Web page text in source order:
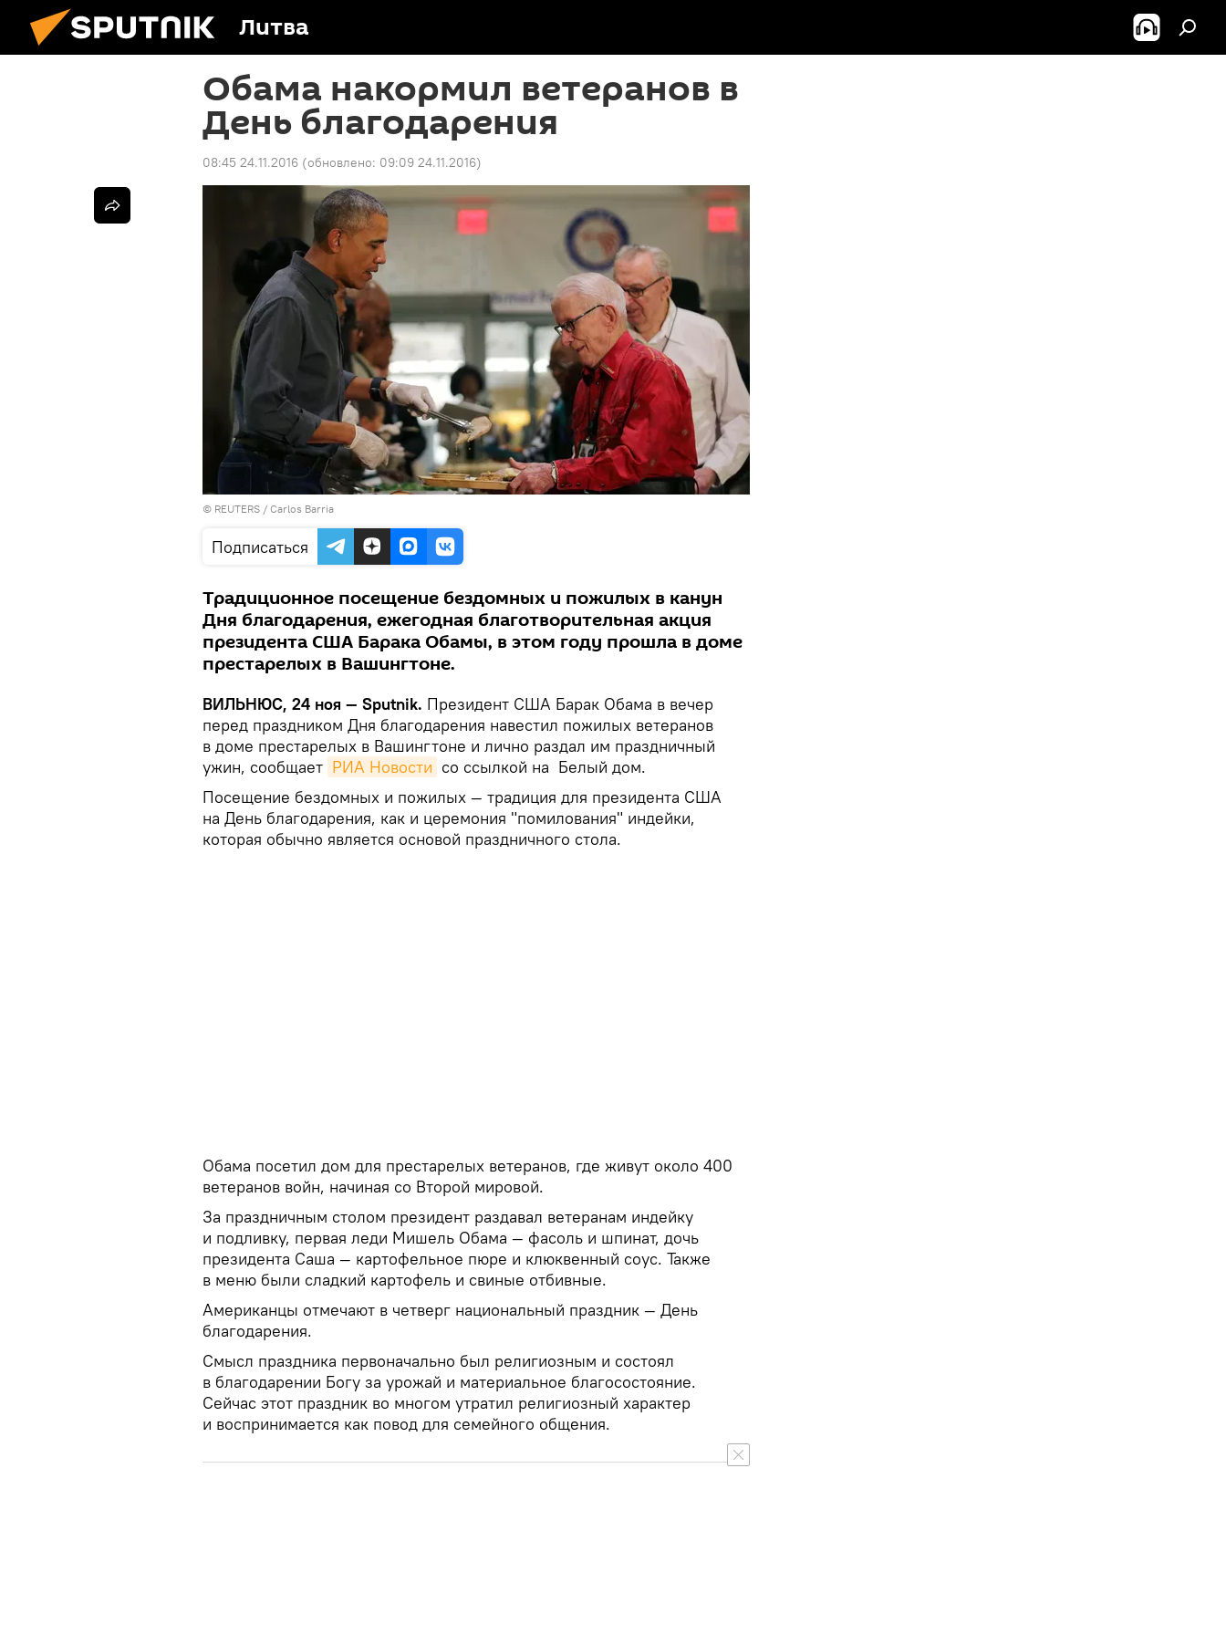
Литва
Обама накормил ветеранов в
День благодарения
08:45 24.11.2016 (обновлено: 09:09 24.11.2016)
© REUTERS / Carlos Barria
Подписаться
Традиционное посещение бездомных и пожилых в канун
Дня благодарения, ежегодная благотворительная акция
президента США Барака Обамы, в этом году прошла в доме
престарелых в Вашингтоне.
ВИЛЬНЮС, 24 ноя — Sputnik. Президент США Барак Обама в вечер
перед праздником Дня благодарения навестил пожилых ветеранов
в доме престарелых в Вашингтоне и лично раздал им праздничный
ужин, сообщает РИА Новости со ссылкой на Белый дом.
Посещение бездомных и пожилых — традиция для президента США
на День благодарения, как и церемония "помилования" индейки,
которая обычно является основой праздничного стола.
Обама посетил дом для престарелых ветеранов, где живут около 400
ветеранов войн, начиная со Второй мировой.
За праздничным столом президент раздавал ветеранам индейку
и подливку, первая леди Мишель Обама — фасоль и шпинат, дочь
президента Саша — картофельное пюре и клюквенный соус. Также
в меню были сладкий картофель и свиные отбивные.
Американцы отмечают в четверг национальный праздник — День
благодарения.
Смысл праздника первоначально был религиозным и состоял
в благодарении Богу за урожай и материальное благосостояние.
Сейчас этот праздник во многом утратил религиозный характер
и воспринимается как повод для семейного общения.